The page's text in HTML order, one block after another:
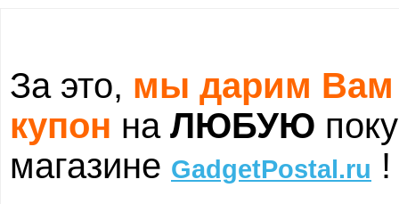
За это, мы дарим Вам
купон на ЛЮБУЮ
магазине GadgetPostal.ru !